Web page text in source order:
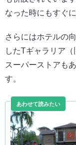
なった時にもすぐ
さらにはホテルの
したTギャラリア
スーパーストアも
す。